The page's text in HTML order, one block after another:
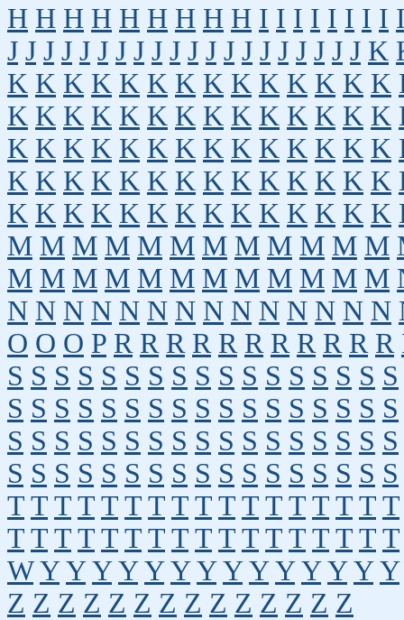
H H H H H H H H H I I I I I I I I
J J J J J J J J J J J J J J J J J J J J K
K K K K K K K K K K K K K K
K K K K K K K K K K K K K K
K K K K K K K K K K K K K K
K K K K K K K K K K K K K K
K K K K K K K K K K K K K K
M M M M M M M M M M M M
M M M M M M M M M M M M
N N N N N N N N N N N N N N
O O O P R R R R R R R R R R R
S S S S S S S S S S S S S S S S S
S S S S S S S S S S S S S S S S S
S S S S S S S S S S S S S S S S S
S S S S S S S S S S S S S S S S S
T T T T T T T T T T T T T T T T T
T T T T T T T T T T T T T T T T T
W Y Y Y Y Y Y Y Y Y Y Y Y Y Y
Z Z Z Z Z Z Z Z Z Z Z Z Z Z